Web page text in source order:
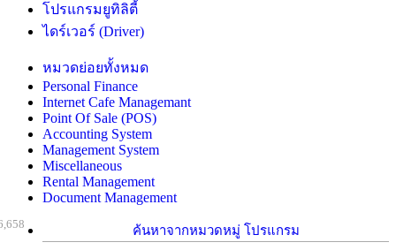
โปรแกรมยูทิลิตี้
ไดร์เวอร์ (Driver)
หมวดย่อยทั้งหมด
Personal Finance
Internet Cafe Managemant
Point Of Sale (POS)
Accounting System
Management System
Miscellaneous
Rental Management
Document Management
ค้นหาจากหมวดหมู่ โปรแกรม